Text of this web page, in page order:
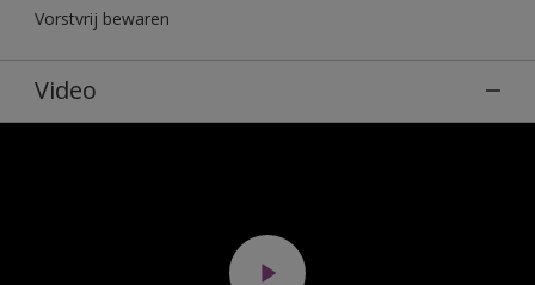
Vorstvrij bewaren
Video